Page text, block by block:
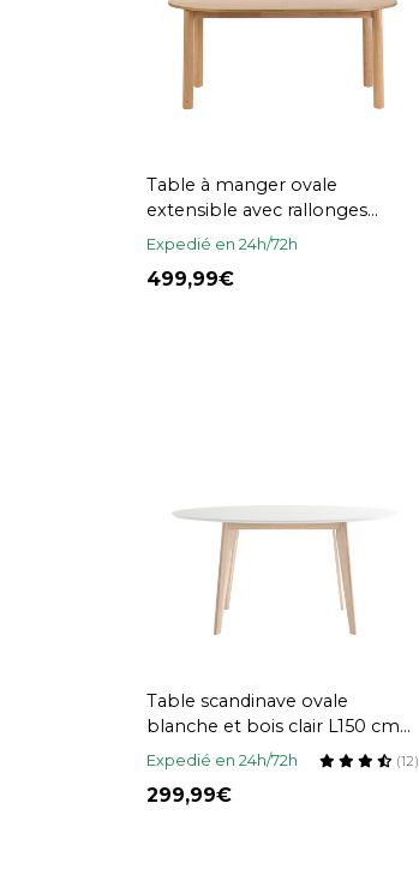
Table à manger ovale
extensible avec rallonges
intégrées en bois clair frêne
L180-230 cm CLAUDIE
Expedié en 24h/72h
499,99
Table scandinave ovale
blanche et bois clair L150 cm
LEENA
Expedié en 24h/72h (12)
299,99